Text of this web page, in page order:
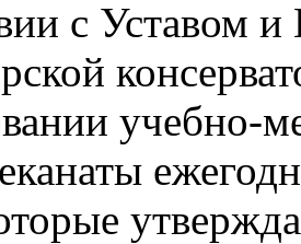
с Уставом
учебно-